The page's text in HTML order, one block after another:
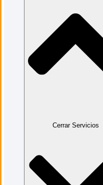
Cerrar Servicios